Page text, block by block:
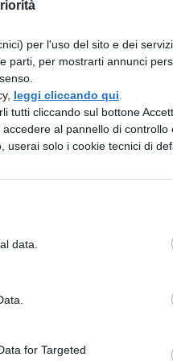
per l'uso del sito e dei
parti, per mostrarti annunci
leggi cliccando qui
tutti cliccando sul bottone
al pannello di controllo
userai solo i cookie tecnici di
data.
for Targeted
Metrolpolis